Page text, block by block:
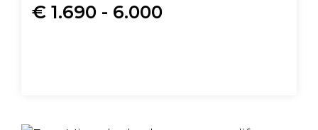
€ 1.690 - 6.000